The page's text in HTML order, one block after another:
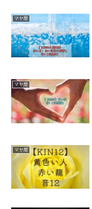
マヤ暦
マヤ暦
マヤ暦